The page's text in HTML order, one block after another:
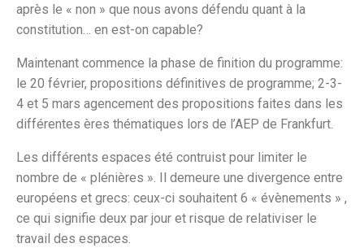
après le « non » que nous avons défendu quant à la
constitution… en est-on capable?
Maintenant commence la phase de finition du programme:
le 20 février, propositions définitives de programme; 2-3-
4 et 5 mars agencement des propositions faites dans les
différentes ères thématiques lors de l’AEP de Frankfurt.
Les différents espaces été contruist pour limiter le
nombre de « plénières ». Il demeure une divergence entre
européens et grecs: ceux-ci souhaitent 6 « évènements » ,
ce qui signifie deux par jour et risque de relativiser le
travail des espaces.